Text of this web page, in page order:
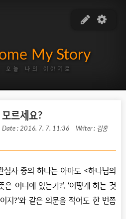
My Story
오늘 나의 이야기로
르세요?
Date : 2016. 7. 7. 11:36
Writer : 김홍
심사 중의 하나는 아마도 <하나님의
은 어디에 있는가?’, ‘어떻게 하는 것
지?’와 같은 의문을 적어도 한 번쯤